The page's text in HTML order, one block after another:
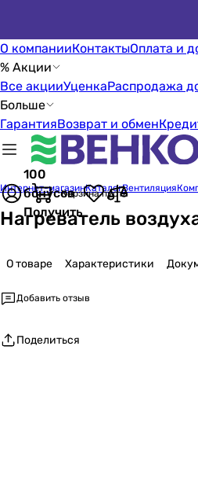
О компанииКонтактыОплата и
% Акции
Все акцииУценкаРаспродажа
Больше
ГарантияВозврат и обмен
100
бонусов
Получить
Корзина пуста
Интернет-магазинКаталогВентиляция
Нагреватель
О товаре Характеристики
Добавить отзыв
Поделиться